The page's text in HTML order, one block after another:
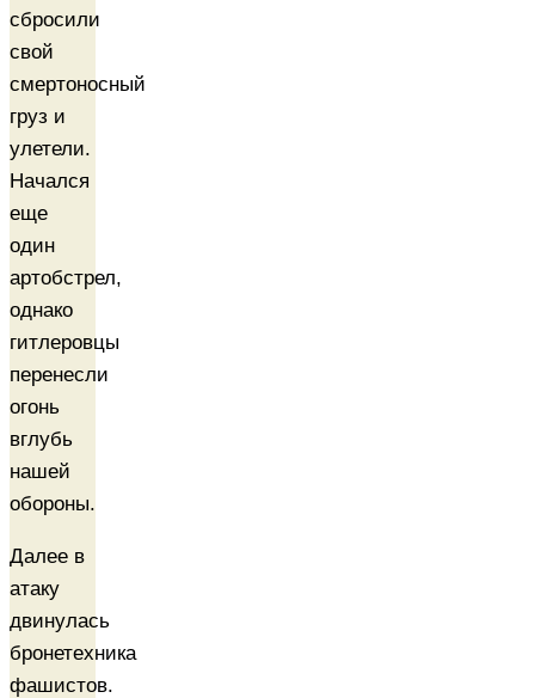
сбросили
свой
смертоносный
груз и
улетели.
Начался
еще
один
артобстрел,
однако
гитлеровцы
перенесли
огонь
вглубь
нашей
обороны.
Далее в
атаку
двинулась
бронетехника
фашистов.